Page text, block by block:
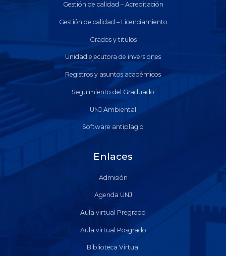
Gestión de calidad – Acreditación
Gestión de calidad – Licenciamiento
Grados y titulos
Unidad ejecutora de inversiones
Registros y asuntos académicos
Seguimiento del Graduado
UNJ Ambiental
Software antiplagio
Enlaces
Admisión
Agenda UNJ
Aula virtual Pregrado
Aula virtual Posgrado
Biblioteca Virtual